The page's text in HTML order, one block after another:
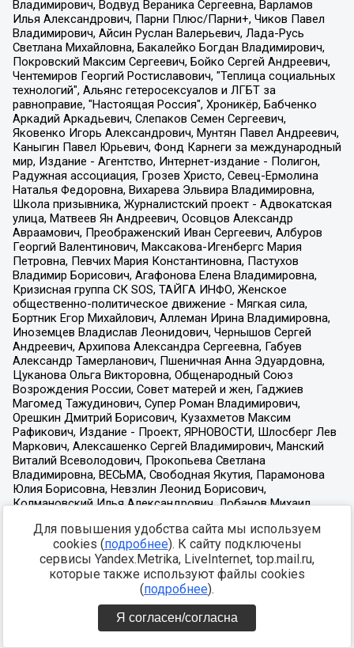
Для повышения удобства сайта мы используем
cookies (подробнее). К сайту подключены
сервисы Yandex.Metrika, LiveInternet, top.mail.ru,
которые также используют файлы cookies
(подробнее).
Я согласен/согласна